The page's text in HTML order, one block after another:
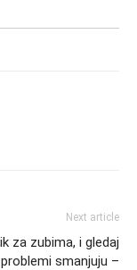
Next article
za zubima, i gledaj
smanjuju –